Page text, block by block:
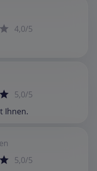
4,0/5
5,0/5
Ihnen.
5,0/5